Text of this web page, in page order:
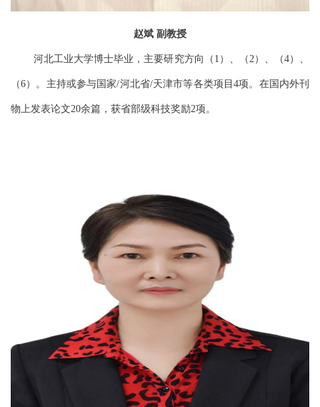
赵斌 副教授
河北工业大学博士毕业，主要研究方向（ 1 ）、（2）、（4）、
（6）。主持或参与国家/河北省/天津市等各类项目4项。在国内外刊
物上发表论文20余篇，获省部级科技奖励2项。